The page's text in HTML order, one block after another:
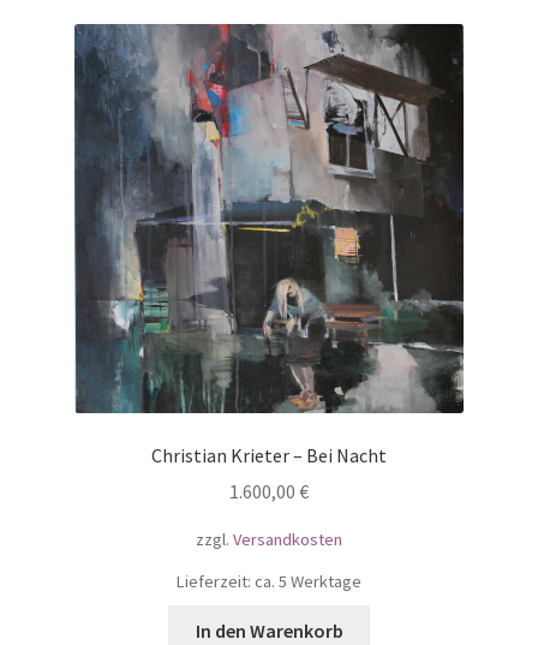
Christian Krieter – Bei Nacht
1.600,00 €
zzgl. Versandkosten
Lieferzeit: ca. 5 Werktage
In den Warenkorb